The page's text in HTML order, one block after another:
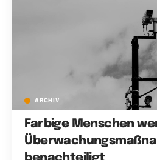
ARCHIV
Farbige Menschen